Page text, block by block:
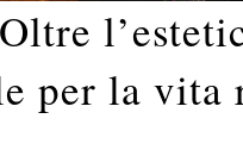
per la vita